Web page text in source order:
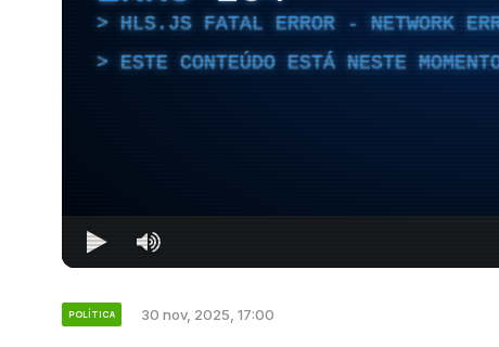
HLS.JS FATAL ERROR - NETWORK
ESTE CONTEÚDO ESTÁ NESTE
POLÍTICA 30 nov, 2025, 17:00